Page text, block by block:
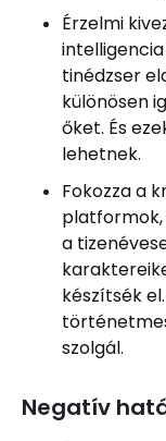
Érzelmi
tinédzser
különösen
őket. És
lehetnek.
Fokozza a
platformok,
a
készítsék
szolgál.
Negatív